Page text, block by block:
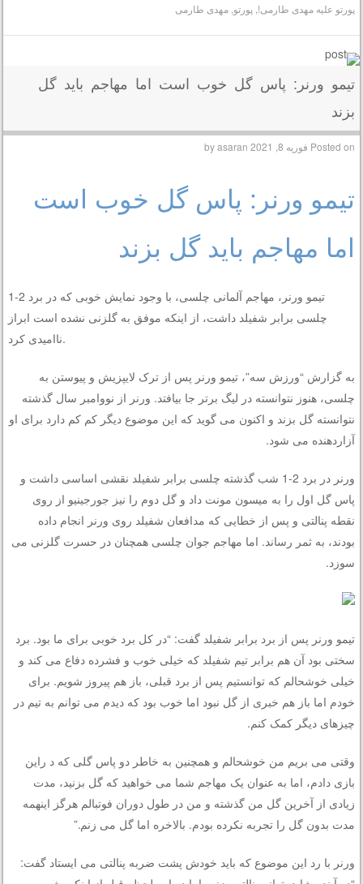
پورتو علیه مهدی طارمی! , پورتو, مهدی طارمی
تیمو ورنر: پاس گل خوب است اما مهاجم باید گل
بزند
Posted onفوریه 8, 2021 by
asaran
تیمو ورنر: پاس گل خوب است
اما مهاجم باید گل بزند
تیمو ورنر، مهاجم آلمانی چلسی، با وجود نمایش خوبی که در برد 2-1
چلسی برابر شفیلد داشت، از اینکه موفق به گلزنی نشده است ابراز
به گزارش “ورزش سه”، تیمو ورنر پس از ترک لایپزیش و پیوستن به
چلسی، هنوز نتوانسته در لیگ برتر جا بیافتد. ورنر از نووامبر سال گذشته
نتوانسته گل بزند و اکنون می گوید که این موضوع دیگر کم کم دارد برای او
آزاردهنده می شود.
ورنر در برد 2-1 شب گذشته چلسی برابر شفیلد نقشی اساسی داشت و
پاس گل اول را به میسون مونت داد و گل دوم را نیز جورجینیو از روی
نقطه پنالتی و پس از خطایی که مدافعان شفیلد روی ورنر انجام داده
بودند، به ثمر رساند. اما مهاجم جوان چلسی همچنان در حسرت گلزنی می
سوزد.
تیمو ورنر پس از برد برابر شفیلد گفت: “در کل برد خوبی برای ما بود. برد
سختی بود آن هم برابر تیم شفیلد که خیلی خوب و فشرده دفاع می کند و
خیلی خوشحالم که توانستیم پس از برد قبلی، باز هم پیروز شویم. برای
خودم اما باز هم خبری از گل نبود اما خوب بود که دیدم می توانم به تیم در
چیزهای دیگر کمک کنم.
وقتی می بریم من خوشحالم و همچنین به خاطر دو پاس گلی که د راین
بازی دادم، اما به عنوان یک مهاجم شما می خواهید که گل بزنید، مدت
زیادی از آخرین گل من گذشته و من در طول دوران فوتبالم هرگز اینهمه
مدت بدون گل را تجربه نکرده بودم. بالاخره اما گل می زنم.”
ورنر با رد این موضوع که باید خودش پشت ضربه پنالتی می ایستاد گفت: